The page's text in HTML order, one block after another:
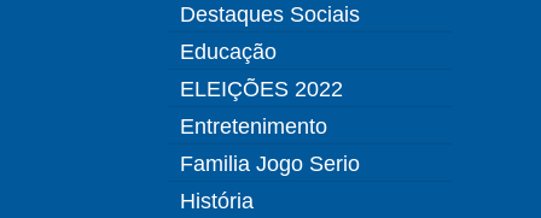
Destaques Sociais
Educação
ELEIÇÕES 2022
Entretenimento
Familia Jogo Serio
História